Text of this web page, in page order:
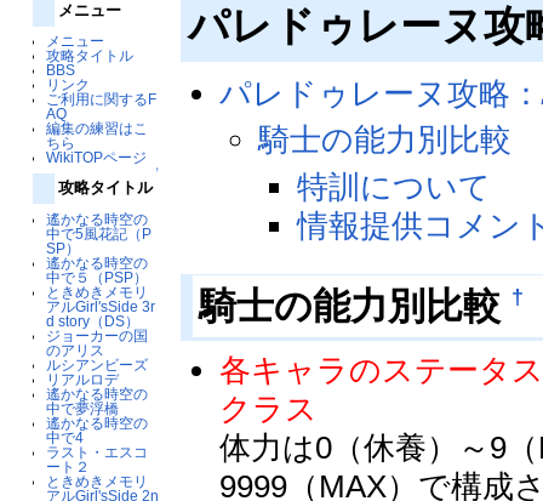
メニュー
メニュー
攻略タイトル
BBS
リンク
ご利用に関するF
AQ
編集の練習はこ
ちら
WikiTOPページ
↑
攻略タイトル
遙かなる時空の
中で5風花記（P
SP）
遙かなる時空の
中で５（PSP）
ときめきメモリ
アルGirl'sSide 3r
d story（DS）
ジョーカーの国
のアリス
ルシアンビーズ
リアルロデ
遙かなる時空の
中で夢浮橋
遙かなる時空の
中で4
ラスト・エスコ
ート２
ときめきメモリ
アルGirl'sSide 2n
パレドゥレーヌ
パレドゥレーヌ攻略
騎士の能力別比較
特訓について
情報提供コメン
騎士の能力別比較 †
各キャラのステータ
クラス
体力は0（休養）～9
9999（MAX）で構成